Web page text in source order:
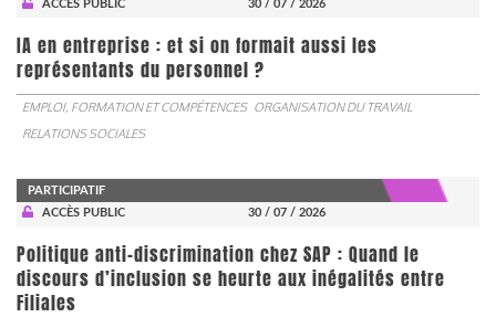
ACCÈS PUBLIC
30 / 07 / 2026
IA en entreprise : et si on formait aussi les
représentants du personnel ?
EMPLOI, FORMATION ET COMPÉTENCES ORGANISATION DU TRAVAIL
RELATIONS SOCIALES
PARTICIPATIF
ACCÈS PUBLIC
30 / 07 / 2026
Politique anti-discrimination chez SAP : Quand le
discours d’inclusion se heurte aux inégalités entre
Filiales